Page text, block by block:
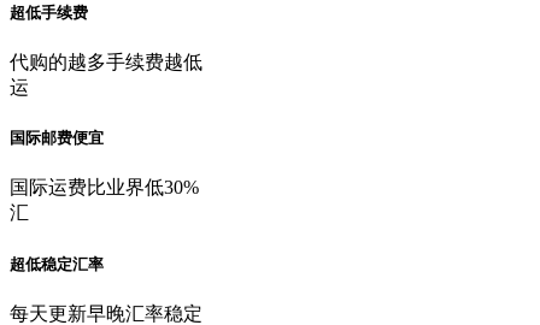
超低手续费
代购的越多手续费越低
运
国际邮费便宜
国际运费比业界低30%
汇
超低稳定汇率
每天更新早晚汇率稳定